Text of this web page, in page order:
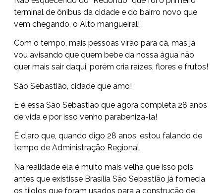
terminal de ônibus da cidade e do bairro novo que
vem chegando, o Alto mangueiral!
Com o tempo, mais pessoas virão para cá, mas já
vou avisando que quem bebe da nossa água não
quer mais sair daqui, porém cria raízes, flores e frutos!
São Sebastião, cidade que amo!
E é essa São Sebastião que agora completa 28 anos
de vida e por isso venho parabeniza-la!
É claro que, quando digo 28 anos, estou falando de
tempo de Administração Regional.
Na realidade ela é muito mais velha que isso pois
antes que existisse Brasília São Sebastião já fornecia
os tijolos que foram usados para a construção de